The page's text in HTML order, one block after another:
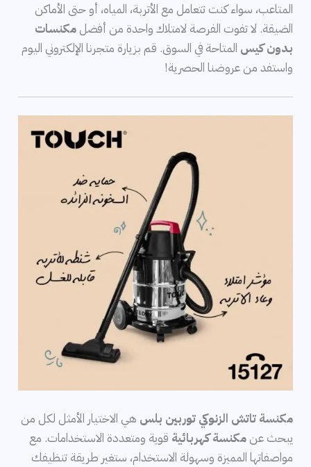
المتاعب، سواء كنت تتعامل مع الأتربة، المياه، أو حتى الأماكن
الضيقة. لا تفوت الفرصة لامتلاك واحدة من أفضلمكنسات
بدون كيس المتاحة في السوق. قم بزيارة متجرنا الإلكتروني اليوم
واستفد من عروضنا الحصرية!
مكنسة تاتش الزنوكي توربين بلس هي الاختيار الأمثل لكل من
يبحث عنمكنسة كهربائية قوية ومتعددة الاستخدامات. مع
مواصفاتها المميزة وسهولة الاستخدام، ستغير طريقة تنظيفك